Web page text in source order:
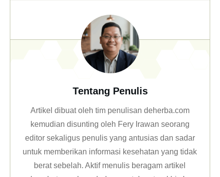
Tentang Penulis
Artikel dibuat oleh tim penulisan deherba.com
kemudian disunting oleh Fery Irawan seorang
editor sekaligus penulis yang antusias dan sadar
untuk memberikan informasi kesehatan yang tidak
berat sebelah. Aktif menulis beragam artikel